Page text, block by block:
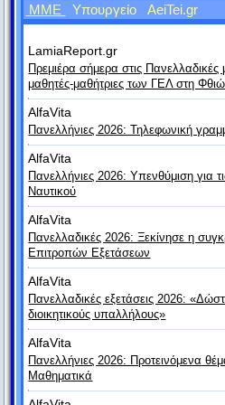
ήδη.
Η νίκη έχει χίλιους πατεράδες,
ορφανή.
Τζον Φιτζέραλντ Κένεντι
Δεν περιφρονούμε όσους έχουν
έχουν καμία αρετή.
Ντισραέλι
Ο δάσκαλός μας και το σχολείο
των διδασκάλων και σχολείων
ελληνικό χώρο: πρόσφεραν
συνόδευαν με ραβδισμό
Αδαμάντιος Κοραής
Αργία μήτηρ πάσης κακίας.
Σόλων
#14. Ο Διογένης
ερωτευμένος με μια
δεν κάρφωσε τα μάτια του,
#15. Ο φιλόσοφος
Αθηναίους να
γαϊδούρια σε άλογα. Και
τέτοιο είναι έξω από
παρατήρησε: «Μήπως
αναδεικνύετε άντρες
χωρίς να έχουν
εκπαίδευση;»
#16. Ένας μοχθηρός
το σπίτι του από κάθε
ΜΜΕ
Υπουργείο AeiTei.gr
LamiaReport.gr
Πρεμιέρα σήμερα στις
μαθητές-μαθήτριες των ΓΕΛ στη
AlfaVita
Πανελλήνιες 2026: Τηλεφωνική
AlfaVita
Πανελλήνιες 2026: Υπενθύμιση για
Ναυτικού
AlfaVita
Πανελλαδικές 2026: Ξεκίνησε η
Επιτροπών Εξετάσεων
AlfaVita
Πανελλαδικές εξετάσεις 2026:
διοικητικούς υπαλλήλους»
AlfaVita
Πανελλήνιες 2026: Προτεινόμενα
Μαθηματικά